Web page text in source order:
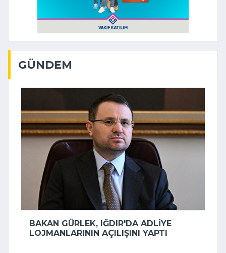
GÜNDEM
BAKAN GÜRLEK, IĞDIR'DA ADLIYE
LOJMANLARININ AÇILIŞINI YAPTI